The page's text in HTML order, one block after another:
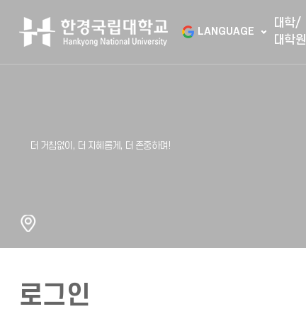
LANGUAGE
대학/
대학원
로그인